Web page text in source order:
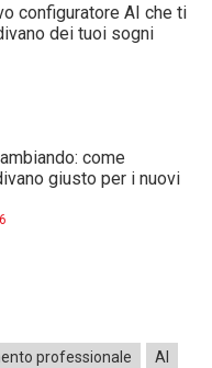
configuratore AI che ti
dei tuoi sogni
come
giusto per i nuovi
professionale
AI